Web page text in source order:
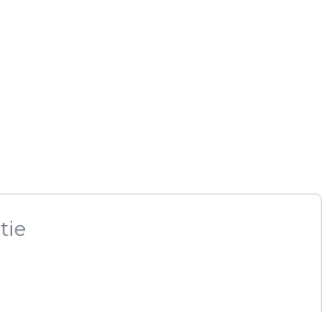
FESTIVAL SZIGET
STAF EN SPELERS VAN
GEEN COMMENTAAR